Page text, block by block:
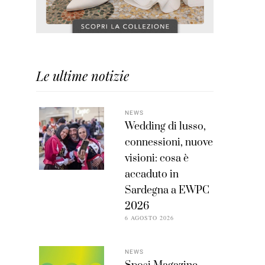
Le ultime notizie
NEWS
Wedding di lusso,
connessioni, nuove
visioni: cosa è
accaduto in
Sardegna a EWPC
2026
6 AGOSTO 2026
NEWS